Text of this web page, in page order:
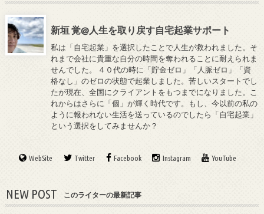
新垣 覚@人生を取り戻す自宅起業サポート
私は「自宅起業」を選択したことで人生が救われました。そ
れまで会社に貴重な自分の時間を奪われることに耐えられま
せんでした。 ４０代の時に「貯金ゼロ」「人脈ゼロ」「資
格なし」のゼロの状態で起業しました。苦しいスタートでし
たが現在、全国にクライアントをもつまでになりました。こ
れからはさらに「個」が輝く時代です。もし、今以前の私の
ように報われない生活を送っているのでしたら「自宅起業」
という選択をしてみませんか？
WebSite Twitter Facebook Instagram YouTube
NEW POST このライターの最新記事